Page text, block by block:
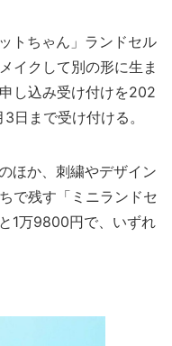
トちゃん」ランドセル
イクして別の形に生ま
し込み受け付けを202
日まで受け付ける。
ほか、刺繍やデザイン
で残す「ミニランドセ
1万9800円で、いずれ